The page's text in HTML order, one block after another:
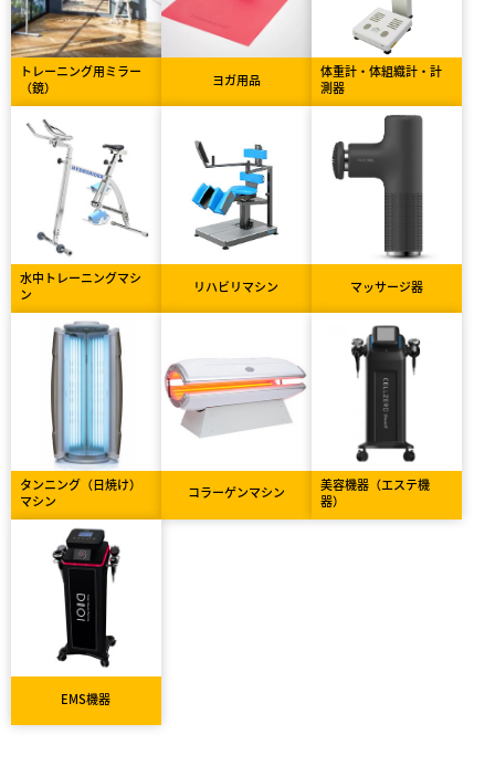
トレーニング用ミラー
（鏡）
ヨガ用品
体重計・体組織計・計
測器
水中トレーニングマシ
ン
リハビリマシン マッサージ器
タンニング（日焼け）
マシン
コラーゲンマシン
美容機器（エステ機
器）
EMS機器